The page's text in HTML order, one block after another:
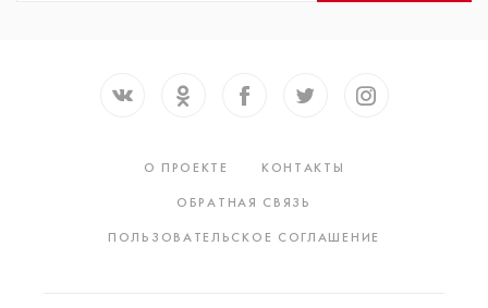
О ПРОЕКТЕ
КОНТАКТЫ
ОБРАТНАЯ СВЯЗЬ
ПОЛЬЗОВАТЕЛЬСКОЕ СОГЛАШЕНИЕ